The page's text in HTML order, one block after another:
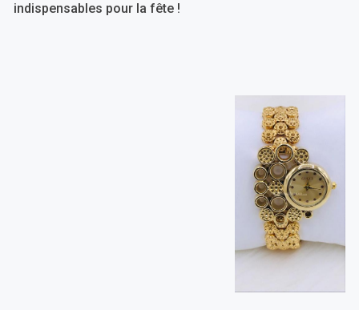
indispensables pour la fête !